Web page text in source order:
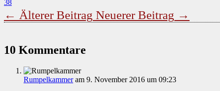
38
← Älterer Beitrag Neuerer Beitrag →
10 Kommentare
Rumpelkammer am 9. November 2016 um 09:23